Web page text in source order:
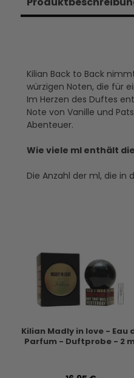
Kilian Back to Back
würzigen Noten, die für
Im Herzen des Duftes
Note von Vanille und
Abenteuer.
Wie viele ml enthält
Die Anzahl der ml, die
Kilian Madly in love - Eau
Parfum - Duftprobe - 2